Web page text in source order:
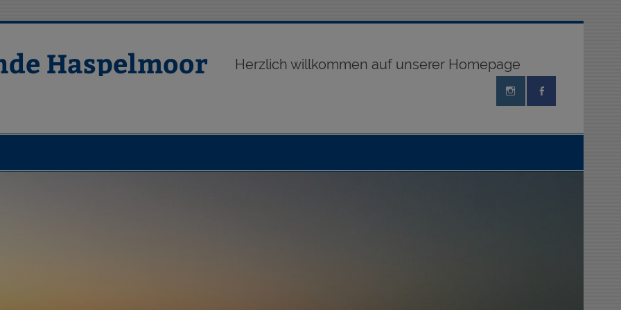
Haspelmoor Herzlich willkommen auf unserer Homepage